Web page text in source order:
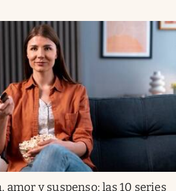
amor y suspenso: las 10 series